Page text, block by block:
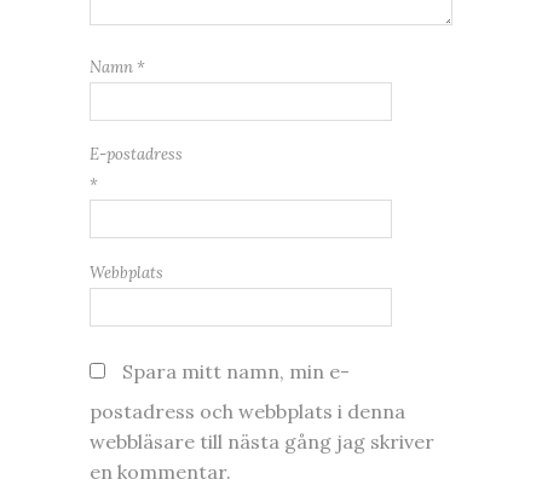
Namn *
E-postadress
*
Webbplats
Spara mitt namn, min e-
postadress och webbplats i denna
webbläsare till nästa gång jag skriver
en kommentar.